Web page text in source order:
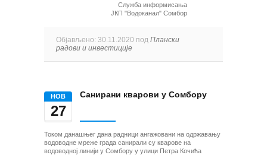
Служба информисања
ЈКП "Водоканал" Сомбор
Објављено: 30.11.2020 под Плански
радови и инвестиције
НОВ
27
Санирани кварови у Сомбору
Током данашњег дана радници ангажовани на одржавању
водоводне мреже града санирали су кварове на
водоводној линији у Сомбору у улици Петра Кочића